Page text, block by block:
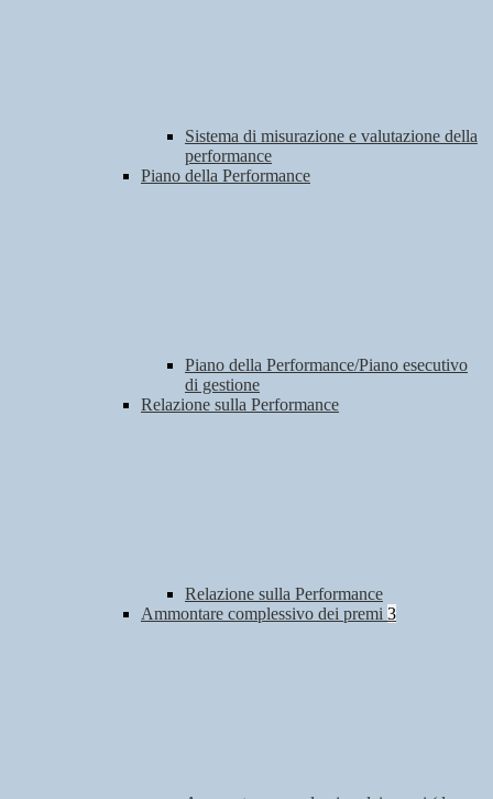
Sistema di misurazione e valutazione della
performance
Piano della Performance
Piano della Performance/Piano esecutivo
di gestione
Relazione sulla Performance
Relazione sulla Performance
Ammontare complessivo dei premi 3